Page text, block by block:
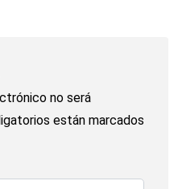
no será
están marcados